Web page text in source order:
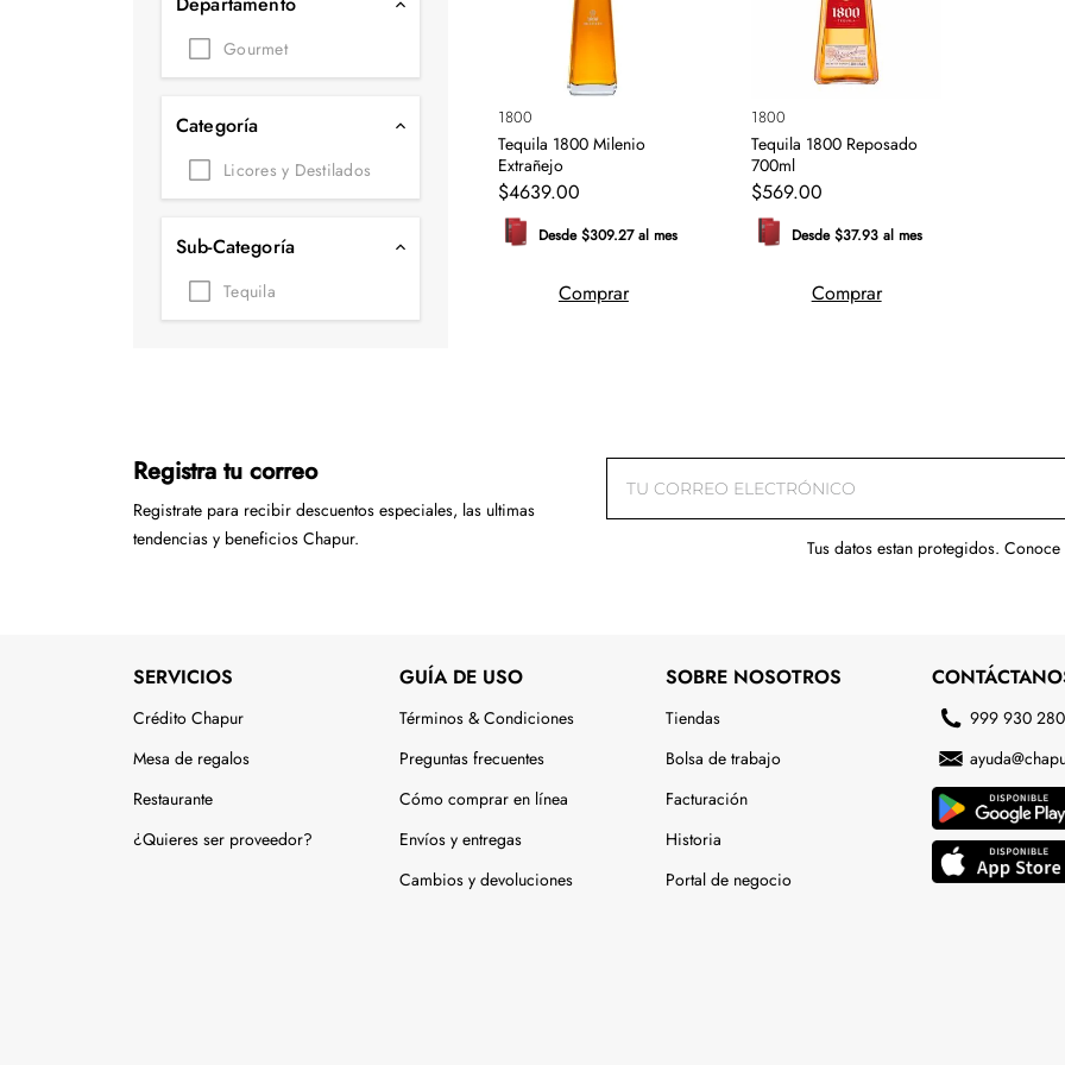
Tecnología
Muebles
Línea blanca
Juguetería
Deportes
Productos Yucatecos
Salud y Bienestar
Gourmet
Categoría
Licores y Destilados
Sub-Categoría
Tequila
1800
Tequila 1800 Milenio
Extrañejo
$4639.00
Desde $309.27 al mes
Comprar
1800
Tequila 1800 Reposado
700ml
$569.00
Desde $37.93 al mes
Comprar
Registra tu correo
Registrate para recibir descuentos especiales, las ultimas
tendencias y beneficios Chapur.
Tus datos estan protegidos. Conoce
SERVICIOS
Crédito Chapur
Mesa de regalos
Restaurante
¿Quieres ser proveedor?
GUÍA DE USO
Términos & Condiciones
Preguntas frecuentes
Cómo comprar en línea
Envíos y entregas
Cambios y devoluciones
SOBRE NOSOTROS
Tiendas
Bolsa de trabajo
Facturación
Historia
Portal de negocio
999 930